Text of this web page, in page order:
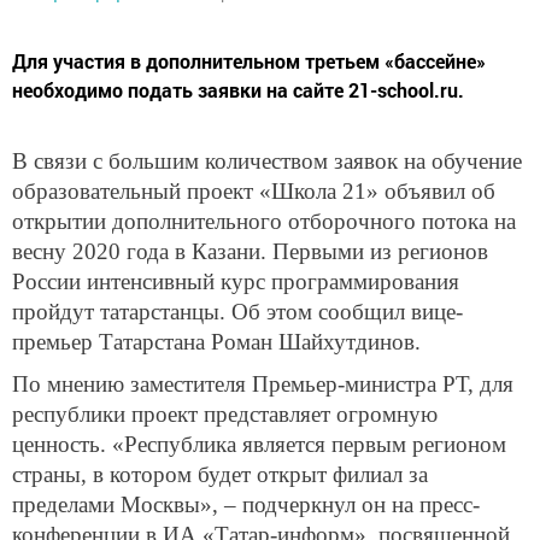
Для участия в дополнительном третьем «бассейне»
необходимо подать заявки на сайте 21-school.ru.
В связи с большим количеством заявок на обучение
образовательный проект «Школа 21» объявил об
открытии дополнительного отборочного потока на
весну 2020 года в Казани. Первыми из регионов
России интенсивный курс программирования
пройдут татарстанцы. Об этом сообщил вице-
премьер Татарстана Роман Шайхутдинов.
По мнению заместителя Премьер-министра РТ, для
республики проект представляет огромную
ценность. «Республика является первым регионом
страны, в котором будет открыт филиал за
пределами Москвы», ­– подчеркнул он на пресс-